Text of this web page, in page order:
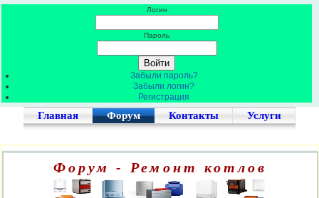
Логин
Пароль
Забыли пароль?
Забыли логин?
Регистрация
Главная Форум Контакты Услуги
Форум - Ремонт котлов